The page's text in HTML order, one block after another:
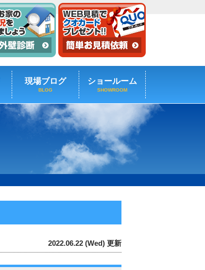
現場ブログ
BLOG
ショールーム
SHOWROOM
2022.06.22 (Wed) 更新